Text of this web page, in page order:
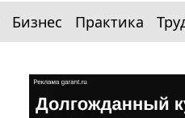
Бизнес Практика